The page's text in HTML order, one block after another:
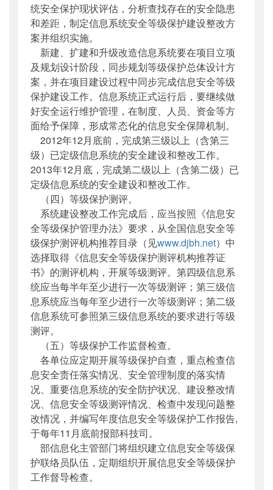
统安全保护现状评估，分析查找存在的安全隐患
和差距，制定信息系统安全等级保护建设整改方
案并组织实施。
新建、扩建和升级改造信息系统要在项目立项
及规划设计阶段，同步规划等级保护总体设计方
案，并在项目建设过程中同步完成信息安全等级
保护建设工作。信息系统正式运行后，要继续做
好安全运行维护管理，在制度、人员、资金等方
面给予保障，形成常态化的信息安全保障机制。
2012年12月底前，完成第三级以上（含第三
级）已定级信息系统的安全建设和整改工作。
2013年12月底，完成第二级以上（含第二级）已
定级信息系统的安全建设和整改工作。
（四）等级保护测评。
系统建设整改工作完成后，应当按照《信息安
全等级保护管理办法》要求，从全国信息安全等
级保护测评机构推荐目录（见www.djbh.net）中
选择取得《信息安全等级保护测评机构推荐证
书》的测评机构，开展等级测评。第四级信息系
统应当每半年至少进行一次等级测评；第三级信
息系统应当每年至少进行一次等级测评；第二级
信息系统可参照第三级信息系统的要求进行等级
测评。
（五）等级保护工作监督检查。
各单位应定期开展等级保护自查，重点检查信
息安全责任落实情况、安全管理制度的落实情
况、重要信息系统的安全防护状况、建设整改情
况、信息安全等级测评情况、检查中发现问题整
改情况，并编写年度信息安全等级保护工作报告,
于每年11月底前报部科技司。
部信息化主管部门将组织建立信息安全等级保
护联络员队伍，定期组织开展信息安全等级保护
工作督导检查。